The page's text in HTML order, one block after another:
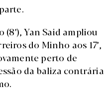
Yan Said ampliou
do Minho aos 17’,
perto de
da baliza contrária